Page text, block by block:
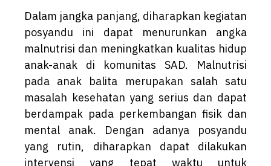
Dalam jangka panjang, diharapkan kegiatan
posyandu ini dapat menurunkan angka
malnutrisi dan meningkatkan kualitas hidup
anak-anak di komunitas SAD. Malnutrisi
pada anak balita merupakan salah satu
masalah kesehatan yang serius dan dapat
berdampak pada perkembangan fisik dan
mental anak. Dengan adanya posyandu
yang rutin, diharapkan dapat dilakukan
intervensi yang tepat waktu untuk